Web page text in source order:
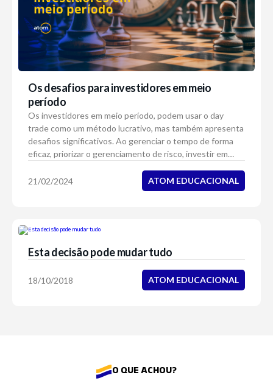
Os desafios para investidores em meio
período
Os investidores em meio período, podem usar o day
trade como um método lucrativo, mas também apresenta
desafios significativos. Ao gerenciar o tempo de forma
eficaz, priorizar o gerenciamento de risco, investir em
21/02/2024
ATOM EDUCACIONAL
Esta decisão pode mudar tudo
18/10/2018 ATOM EDUCACIONAL
O QUE ACHOU?